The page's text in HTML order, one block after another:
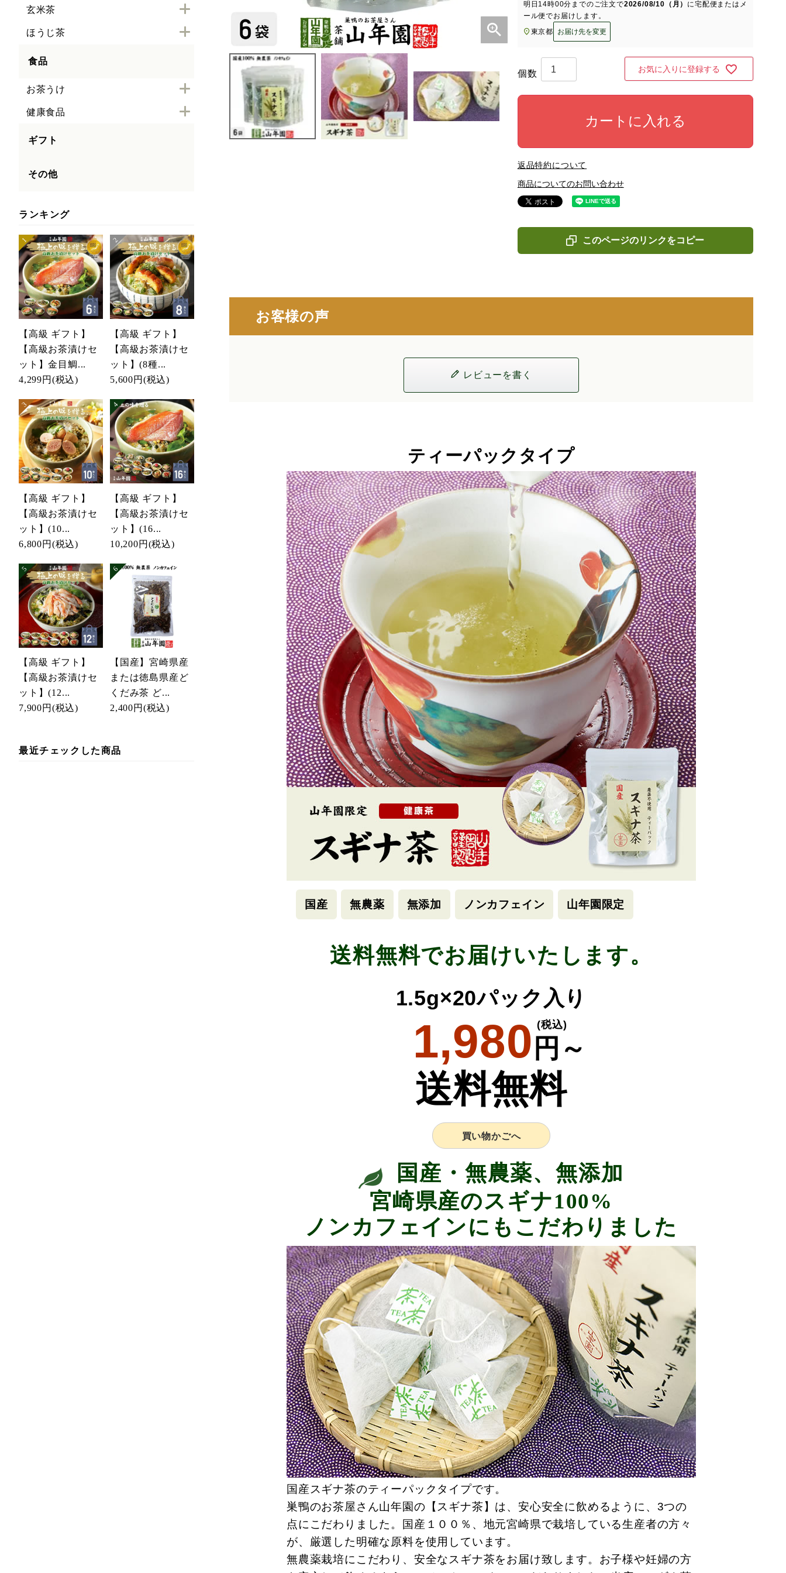
玄米茶
ほうじ茶
食品
お茶うけ
健康食品
ギフト
その他
ランキング
【高級 ギフト】
【高級お茶漬けセ
ット】金目鯛...
4,299円 (税込)
【高級 ギフト】
【高級お茶漬けセ
ット】(8種...
5,600円 (税込)
【高級 ギフト】
【高級お茶漬けセ
ット】(10...
6,800円 (税込)
【高級 ギフト】
【高級お茶漬けセ
ット】(16...
10,200円 (税込)
【高級 ギフト】
【高級お茶漬けセ
ット】(12...
7,900円 (税込)
【国産】宮崎県産
または徳島県産ど
くだみ茶 ど...
2,400円 (税込)
最近チェックした商品
明日 14時00分 までのご注文で2026/08/10（月） に宅配便またはメ
ール便でお届けします。
東京都
お届け先を変更
お気に入りに登録する
カートに入れる
返品特約について
商品についてのお問い合わせ
このページのリンクをコピー
お客様の声
レビューを書く
ティーパックタイプ
国産 無農薬 無添加 ノンカフェイン 山年園限定
送料無料でお届けいたします。
1.5g×20パック入り
1,980 円～
(税込)
送料無料
買い物かごへ
国産・無農薬、無添加
宮崎県産のスギナ100%
ノンカフェインにもこだわりました
国産スギナ茶のティーパックタイプです。
巣鴨のお茶屋さん山年園の【スギナ茶】は、安心安全に飲めるように、3つの
点にこだわりました。国産１００％、地元宮崎県で栽培している生産者の方々
が、厳選した明確な原料を使用しています。
無農薬栽培にこだわり、安全なスギナ茶をお届け致します。お子様や妊婦の方